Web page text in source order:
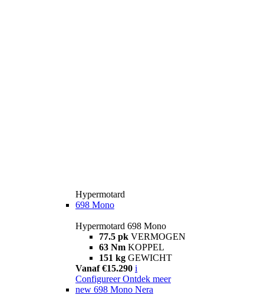
Hypermotard
698 Mono
Hypermotard 698 Mono
77.5 pk VERMOGEN
63 Nm KOPPEL
151 kg GEWICHT
Vanaf €15.290 i
Configureer Ontdek meer
new 698 Mono Nera